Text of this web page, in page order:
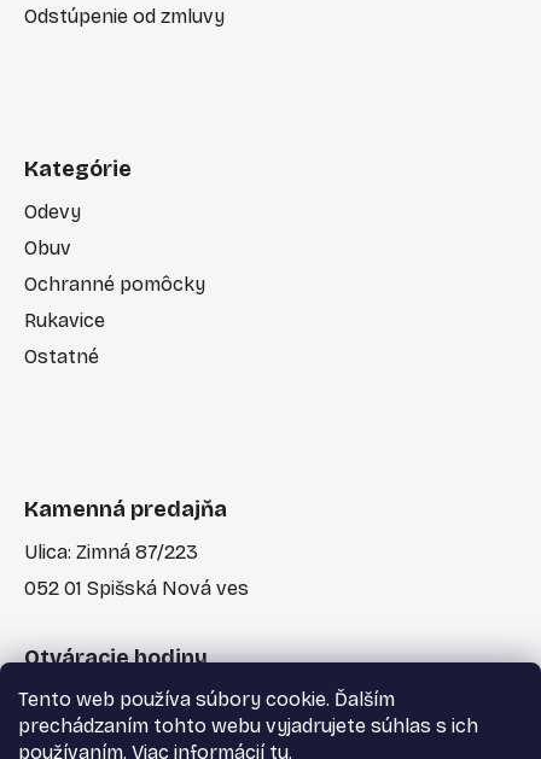
Tento web používa súbory cookie. Ďalším
prechádzaním tohto webu vyjadrujete súhlas s ich
používaním. Viac informácií tu.
Odstúpenie od zmluvy
Kategórie
Odevy
Obuv
Ochranné pomôcky
Rukavice
Ostatné
Kamenná predajňa
Ulica: Zimná 87/223
052 01 Spišská Nová ves
Otváracie hodiny
Po-Pia: 7:30 - 17:00